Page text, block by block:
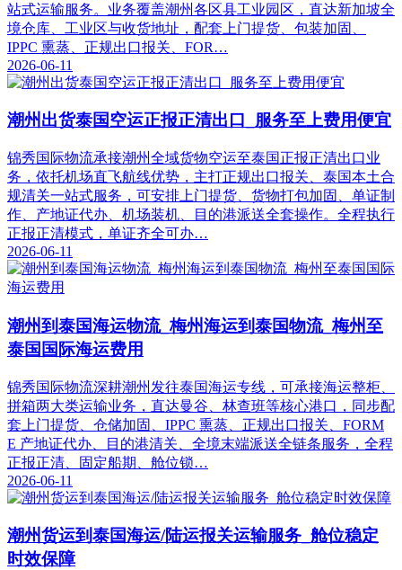
站式运输服务。业务覆盖潮州各区县工业园区，直达新加坡全
境仓库、工业区与收货地址，配套上门提货、包装加固、
IPPC 熏蒸、正规出口报关、FOR…
2026-06-11
潮州出货泰国空运正报正清出口_服务至上费用便宜
锦秀国际物流承接潮州全域货物空运至泰国正报正清出口业
务，依托机场直飞航线优势，主打正规出口报关、泰国本土合
规清关一站式服务，可安排上门提货、货物打包加固、单证制
作、产地证代办、机场装机、目的港派送全套操作。全程执行
正报正清模式，单证齐全可办…
2026-06-11
潮州到泰国海运物流_梅州海运到泰国物流_梅州至
泰国国际海运费用
锦秀国际物流深耕潮州发往泰国海运专线，可承接海运整柜、
拼箱两大类运输业务，直达曼谷、林查班等核心港口，同步配
套上门提货、仓储加固、IPPC 熏蒸、正规出口报关、FORM
E 产地证代办、目的港清关、全境末端派送全链条服务，全程
正报正清、固定船期、舱位锁…
2026-06-11
潮州货运到泰国海运/陆运报关运输服务_舱位稳定
时效保障